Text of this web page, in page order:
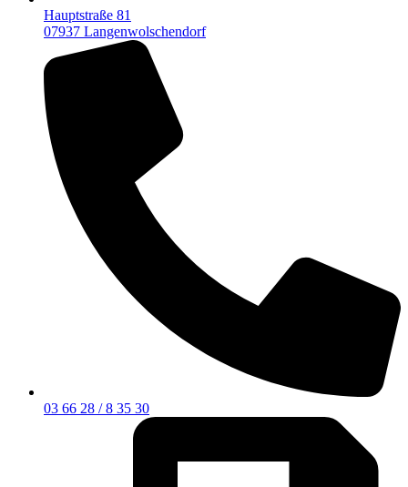
Hauptstraße 81
07937 Langenwolschendorf
03 66 28 / 8 35 30